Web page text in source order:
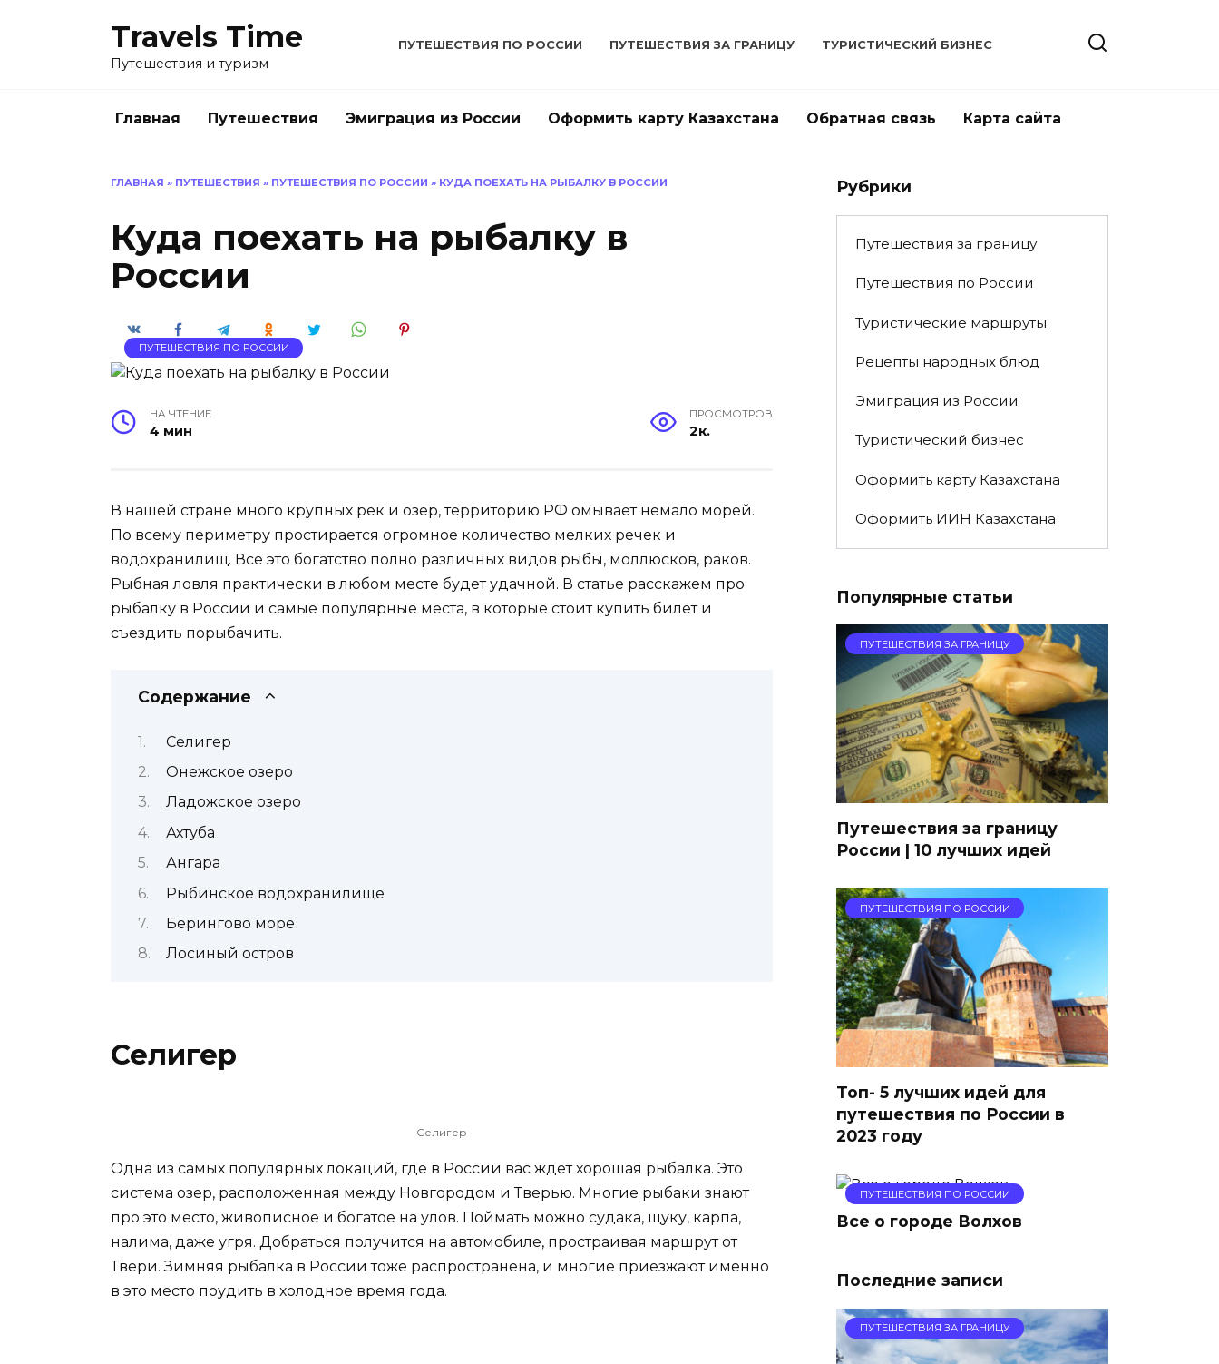
Travels Time
Путешествия и туризм
ПУТЕШЕСТВИЯ ПО РОССИИ ПУТЕШЕСТВИЯ ЗА ГРАНИЦУ ТУРИСТИЧЕСКИЙ БИЗНЕС
Главная Путешествия Эмиграция из России Оформить карту Казахстана Обратная связь Карта сайта
ГЛАВНАЯ » ПУТЕШЕСТВИЯ » ПУТЕШЕСТВИЯ ПО РОССИИ » КУДА ПОЕХАТЬ НА РЫБАЛКУ В РОССИИ
Куда поехать на рыбалку в
России
ПУТЕШЕСТВИЯ ПО РОССИИ
НА ЧТЕНИЕ
4 мин
ПРОСМОТРОВ
2к.
В нашей стране много крупных рек и озер, территорию РФ омывает немало морей.
По всему периметру простирается огромное количество мелких речек и
водохранилищ. Все это богатство полно различных видов рыбы, моллюсков, раков.
Рыбная ловля практически в любом месте будет удачной. В статье расскажем про
рыбалку в России и самые популярные места, в которые стоит купить билет и
съездить порыбачить.
Содержание
Селигер
Онежское озеро
Ладожское озеро
Ахтуба
Ангара
Рыбинское водохранилище
Берингово море
Лосиный остров
Селигер
Селигер
Одна из самых популярных локаций, где в России вас ждет хорошая рыбалка. Это
система озер, расположенная между Новгородом и Тверью. Многие рыбаки знают
про это место, живописное и богатое на улов. Поймать можно судака, щуку, карпа,
налима, даже угря. Добраться получится на автомобиле, простраивая маршрут от
Твери. Зимняя рыбалка в России тоже распространена, и многие приезжают именно
в это место поудить в холодное время года.
Рубрики
Путешествия за границу
Путешествия по России
Туристические маршруты
Рецепты народных блюд
Эмиграция из России
Туристический бизнес
Оформить карту Казахстана
Оформить ИИН Казахстана
Популярные статьи
ПУТЕШЕСТВИЯ ЗА ГРАНИЦУ
Путешествия за границу
России | 10 лучших идей
ПУТЕШЕСТВИЯ ПО РОССИИ
Топ- 5 лучших идей для
путешествия по России в
2023 году
ПУТЕШЕСТВИЯ ПО РОССИИ
Все о городе Волхов
Последние записи
ПУТЕШЕСТВИЯ ЗА ГРАНИЦУ